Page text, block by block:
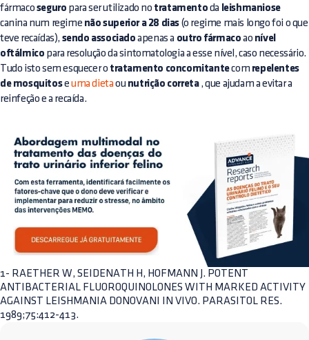
fármaco seguro para ser utilizado no tratamento da leishmaniose
canina num regime não superior a 28 dias (o regime mais longo foi o que
teve recaídas), sendo associado apenas a outro fármaco ao nível
oftálmico para resolução da sintomatologia a esse nível, caso necessário.
Tudo isto sem esquecer o tratamento concomitantecom repelentes
de mosquitoseuma dieta ou nutrição correta, que ajudam a evitar a
reinfeção e a recaída.
1- RAETHER W, SEIDENATH H, HOFMANN J. POTENT
ANTIBACTERIAL FLUOROQUINOLONES WITH MARKED ACTIVITY
AGAINST LEISHMANIA DONOVANI IN VIVO. PARASITOL RES.
1989;75:412-413.